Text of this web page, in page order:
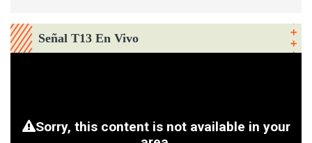
Señal T13 En Vivo